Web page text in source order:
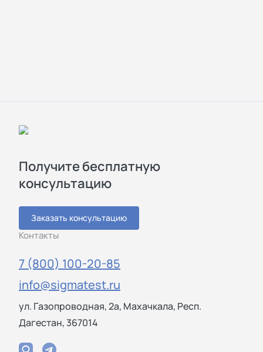
Получите бесплатную
консультацию
Заказать консультацию
Контакты
7 (800) 100-20-85
info@sigmatest.ru
ул. Газопроводная, 2а, Махачкала, Респ.
Дагестан, 367014